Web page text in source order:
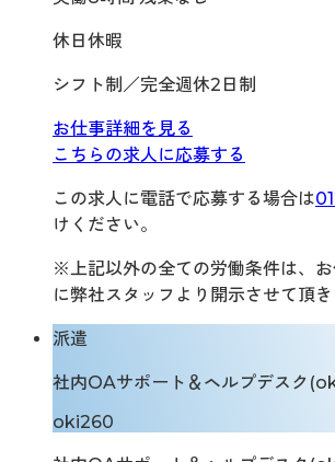
休日休暇
シフト制／完全週休2日制
お仕事詳細を見る
こちらの求人に応募する
この求人に電話で応募する場合は
けください。
※上記以外の全ての労働条件は、
に弊社スタッフより開示させて頂き
派遣
社内OAサポート＆ヘルプデスク
oki260